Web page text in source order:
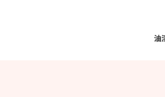
油